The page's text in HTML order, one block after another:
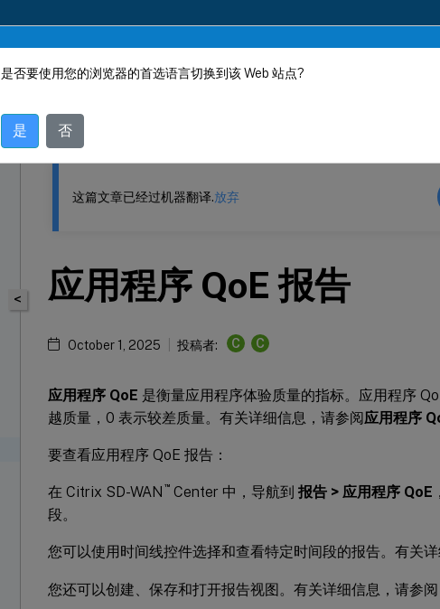
此内容已经过机器动态翻译。
<
这篇文章已经过机器翻译.放弃
应用程序 QoE 报告
October 1, 2025 投稿者: C C
应用程序 QoE 是衡量应用程序体验质量的指标。应用程序
越质量，0 表示较差质量。有关详细信息，请参阅应用程序
要查看应用程序 QoE 报告：
在 Citrix SD-WAN ™ Center 中，导航到 报告 > 应用程序 QoE
段。
您可以使用时间线控件选择和查看特定时间段的报告。有关
您还可以创建、保存和打开报告视图。有关详细信息，请参阅
是否要使用您的浏览器的首选语言切换到该 Web 站点?
是 否